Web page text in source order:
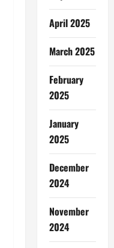
April 2025
March 2025
February
2025
January
2025
December
2024
November
2024